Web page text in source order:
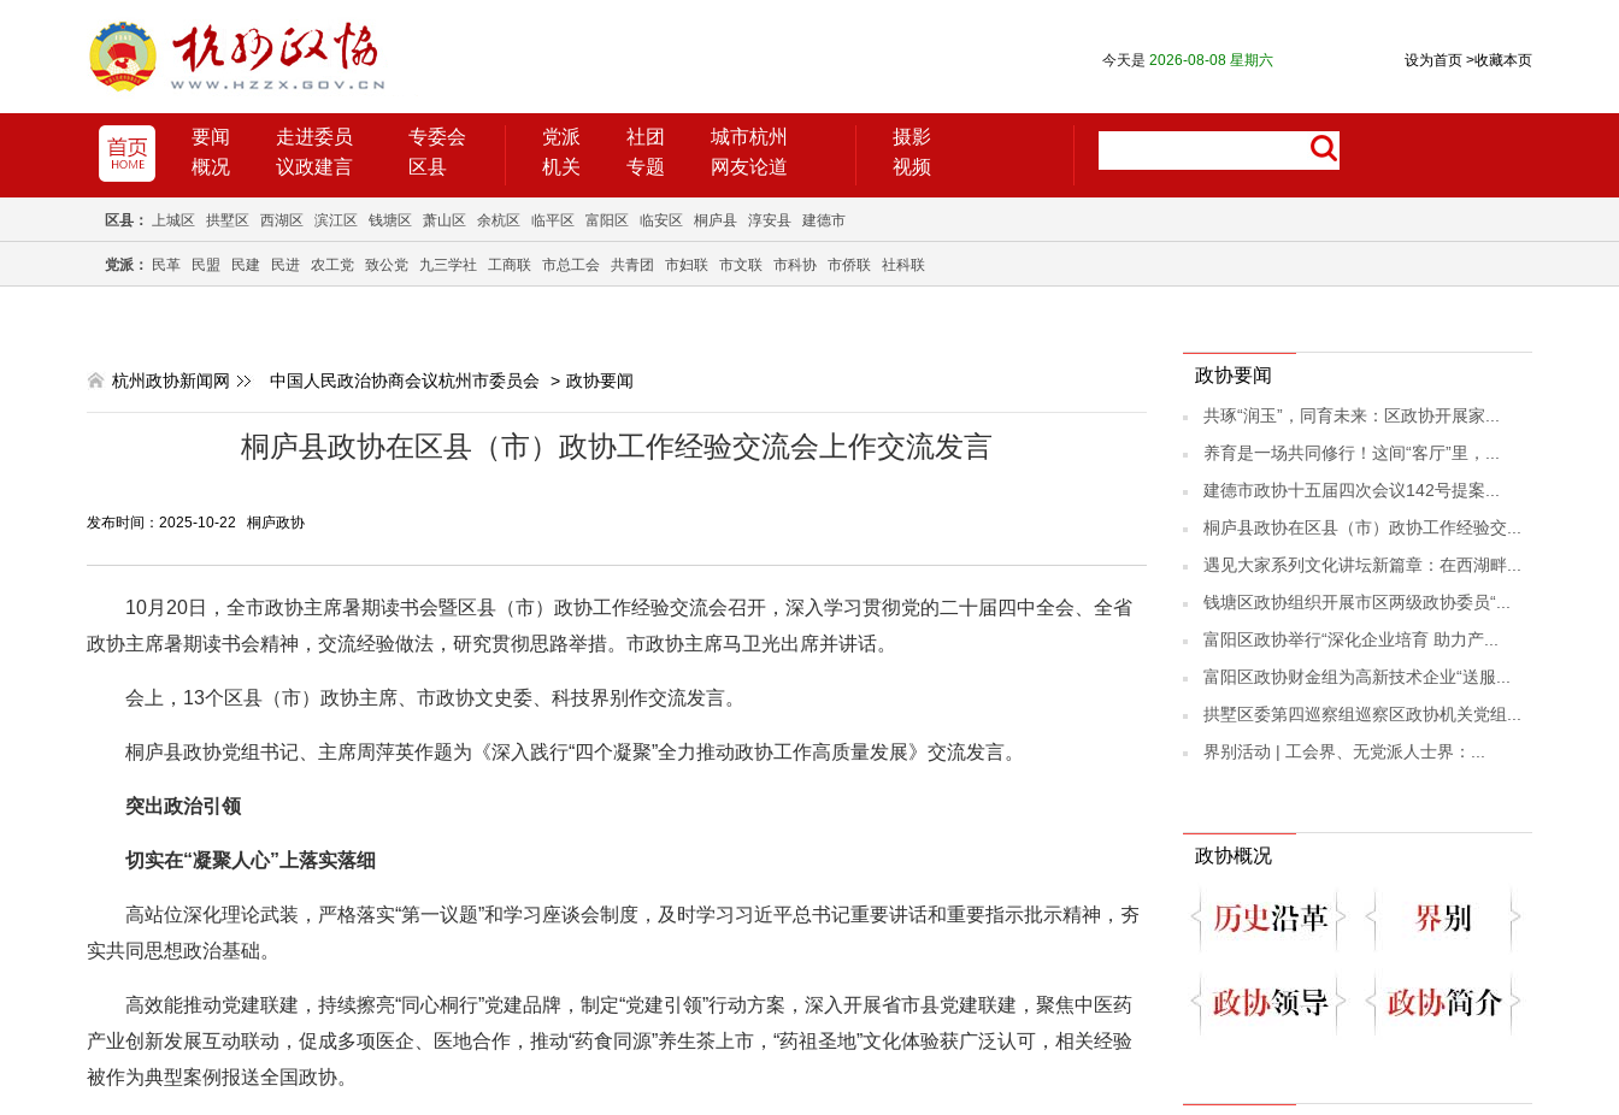
设为首页 >收藏本页
今天是 2026-08-08 星期六
要闻 走进委员
专委会
概况
议政建言 区县
党派 社团
城市杭州
机关
专题 网友论道
摄影
视频
区县： 上城区 拱墅区 西湖区 滨江区 钱塘区 萧山区 余杭区 临平区 富阳区 临安区 桐庐县 淳安县 建德市
党派： 民革 民盟 民建 民进 农工党 致公党 九三学社 工商联 市总工会 共青团 市妇联 市文联 市科协 市侨联 社科联
杭州政协新闻网 中国人民政治协商会议杭州市委员会 > 政协要闻
桐庐县政协在区县（市）政协工作经验交流会上作交流发言
发布时间：2025-10-22 桐庐政协
10月20日，全市政协主席暑期读书会暨区县（市）政协工作经验交流会召开，深入学习贯彻党的二十届四中全会、全省
政协主席暑期读书会精神，交流经验做法，研究贯彻思路举措。市政协主席马卫光出席并讲话。
会上，13个区县（市）政协主席、市政协文史委、科技界别作交流发言。
桐庐县政协党组书记、主席周萍英作题为《深入践行“四个凝聚”全力推动政协工作高质量发展》交流发言。
突出政治引领
切实在“凝聚人心”上落实落细
高站位深化理论武装，严格落实“第一议题”和学习座谈会制度，及时学习习近平总书记重要讲话和重要指示批示精神，夯
实共同思想政治基础。
高效能推动党建联建，持续擦亮“同心桐行”党建品牌，制定“党建引领”行动方案，深入开展省市县党建联建，聚焦中医药
产业创新发展互动联动，促成多项医企、医地合作，推动“药食同源”养生茶上市，“药祖圣地”文化体验获广泛认可，相关经验
被作为典型案例报送全国政协。
政协要闻
共琢“润玉”，同育未来：区政协开展家...
养育是一场共同修行！这间“客厅”里，...
建德市政协十五届四次会议142号提案...
桐庐县政协在区县（市）政协工作经验交...
遇见大家系列文化讲坛新篇章：在西湖畔...
钱塘区政协组织开展市区两级政协委员“...
富阳区政协举行“深化企业培育 助力产...
富阳区政协财金组为高新技术企业“送服...
拱墅区委第四巡察组巡察区政协机关党组...
界别活动 | 工会界、无党派人士界：...
政协概况